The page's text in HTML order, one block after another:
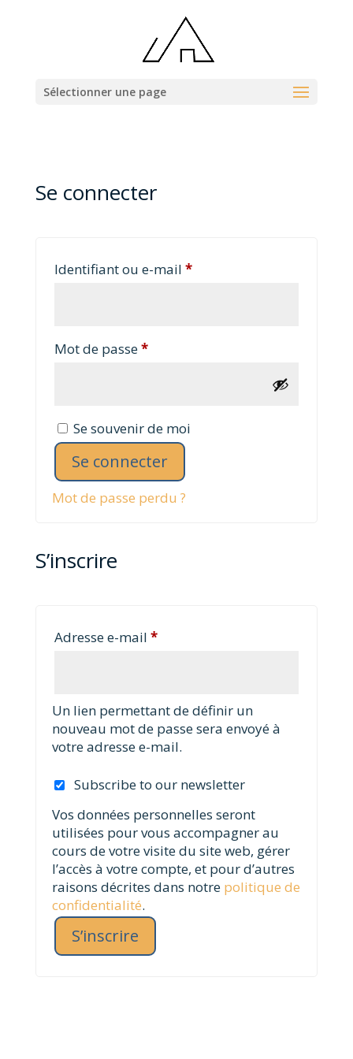
Sélectionner une page
Se connecter
Identifiant ou e-mail *Obligatoire
Mot de passe*Obligatoire
Se souvenir de moi
Se connecter
Mot de passe perdu ?
S’inscrire
Adresse e-mail *Obligatoire
Un lien permettant de définir un
nouveau mot de passe sera envoyé à
votre adresse e-mail.
Subscribe to our newsletter
Vos données personnelles seront
utilisées pour vous accompagner au
cours de votre visite du site web, gérer
l’accès à votre compte, et pour d’autres
raisons décrites dans notre politique de
confidentialité.
S’inscrire